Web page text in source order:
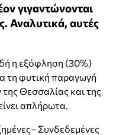
γιγαντώνονται
Αναλυτικά, αυτές
η εξόφληση (30%)
τη φυτική παραγωγή
Θεσσαλίας και της
απλήρωτα.
Συνδεδεμένες